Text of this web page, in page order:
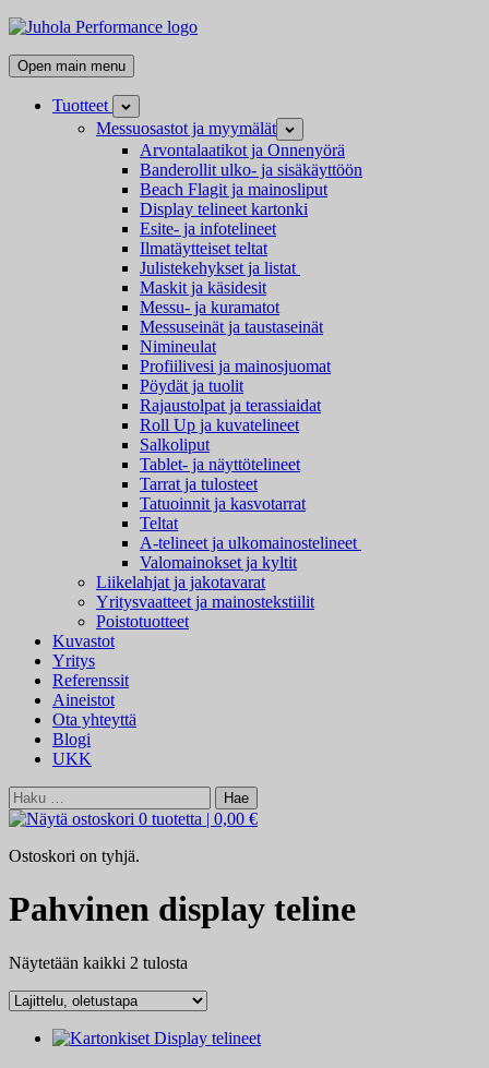
Skip
content
Juhola
Kaikki
messutuotteet
mainostarvikkeet
Open main menu
Tuotteet
Open
child
menu
Messuosastot ja myymälät Open
child
menu
Arvontalaatikot ja Onnenyörä
Banderollit ulko- ja sisäkäyttöön
Beach Flagit ja mainosliput
Display telineet kartonki
Esite- ja infotelineet
Ilmatäytteiset teltat
Julistekehykset ja listat
Maskit ja käsidesit
Messu- ja kuramatot
Messuseinät ja taustaseinät
Nimineulat
Profiilivesi ja mainosjuomat
Pöydät ja tuolit
Rajaustolpat ja terassiaidat
Roll Up ja kuvatelineet
Salkoliput
Tablet- ja näyttötelineet
Tarrat ja tulosteet
Tatuoinnit ja kasvotarrat
Teltat
A-telineet ja ulkomainostelineet
Valomainokset ja kyltit
Liikelahjat ja jakotavarat
Yritysvaatteet ja mainostekstiilit
Poistotuotteet
Kuvastot
Yritys
Referenssit
Aineistot
Ota yhteyttä
Blogi
UKK
Haku:
0 tuotetta | 0,00 €
Ostoskori on tyhjä.
Pahvinen display teline
Näytetään kaikki 2 tulosta